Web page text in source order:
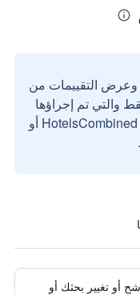
وعرض التقييمات من
والتي تم إجراؤها
بواسطة مستخدمين حقيقيين مع HotelsCombined أو
أو تغيير بحثك أو